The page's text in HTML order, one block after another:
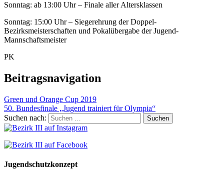
Sonntag: ab 13:00 Uhr – Finale aller Altersklassen
Sonntag: 15:00 Uhr – Siegerehrung der Doppel-
Bezirksmeisterschaften und Pokalübergabe der Jugend-
Mannschaftsmeister
PK
Beitragsnavigation
Green und Orange Cup 2019
50. Bundesfinale „Jugend trainiert für Olympia“
Suchen nach:
Jugendschutzkonzept